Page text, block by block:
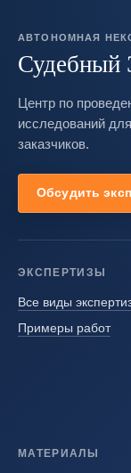
АВТОНОМНАЯ
Судебный
Центр по
исследований
заказчиков.
Обсудить
ЭКСПЕРТИЗЫ
Все виды
Примеры работ
МАТЕРИАЛЫ